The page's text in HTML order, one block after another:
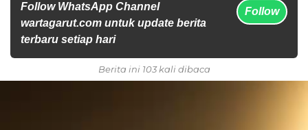
Follow WhatsApp Channel
wartagarut.com untuk update berita
terbaru setiap hari
Follow
Berita ini 103 kali dibaca